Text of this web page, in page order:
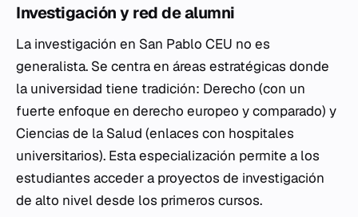
Investigación y red de alumni
La investigación en San Pablo CEU no es
generalista. Se centra en áreas estratégicas donde
la universidad tiene tradición: Derecho (con un
fuerte enfoque en derecho europeo y comparado) y
Ciencias de la Salud (enlaces con hospitales
universitarios). Esta especialización permite a los
estudiantes acceder a proyectos de investigación
de alto nivel desde los primeros cursos.